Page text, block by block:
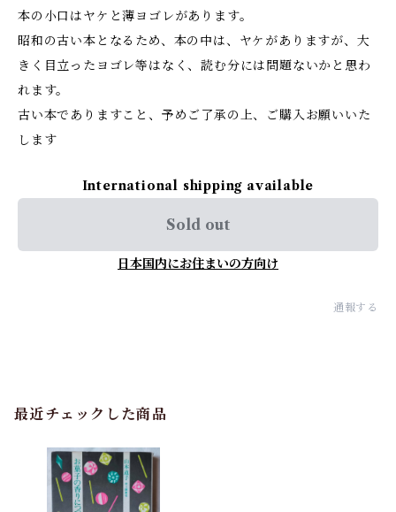
本の小口はヤケと薄ヨゴレがあります。
昭和の古い本となるため、本の中は、ヤケがありますが、大
きく目立ったヨゴレ等はなく、読む分には問題ないかと思わ
れます。
古い本でありますこと、予めご了承の上、ご購入お願いいた
します
International shipping available
Sold out
日本国内にお住まいの方向け
通報する
最近チェックした商品